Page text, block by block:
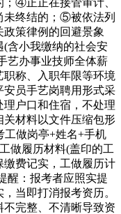
未终结的；⑤被依法列
策律例的回避景象
含小我缴纳的社会安
艺办事业技师全体薪
称、入职年限等环境
员手艺岗聘用形式采
户口和住宿，不处理
材料以文件压缩包形
工做岗亭+姓名+手机
做履历材料(盖印的工
费记实，工做履历计
醒：报考者应照实提
当即打消报考资历。
完整、不清晰导致资